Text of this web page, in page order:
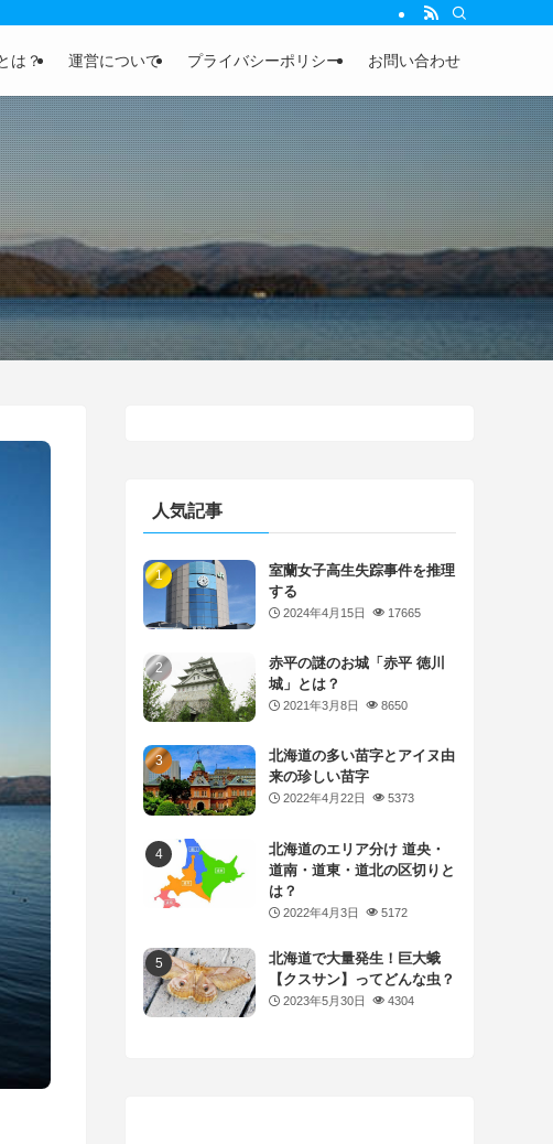
は？ 運営について プライバシーポリシー お問い合わせ
人気記事
室蘭女子高生失踪事件を推理
する
2024年4月15日 17665
赤平の謎のお城「赤平 徳川
城」とは？
2021年3月8日 8650
北海道の多い苗字とアイヌ由
来の珍しい苗字
2022年4月22日 5373
北海道のエリア分け 道央・
道南・道東・道北の区切りと
は？
2022年4月3日 5172
北海道で大量発生！巨大蛾
【クスサン】ってどんな虫？
2023年5月30日 4304